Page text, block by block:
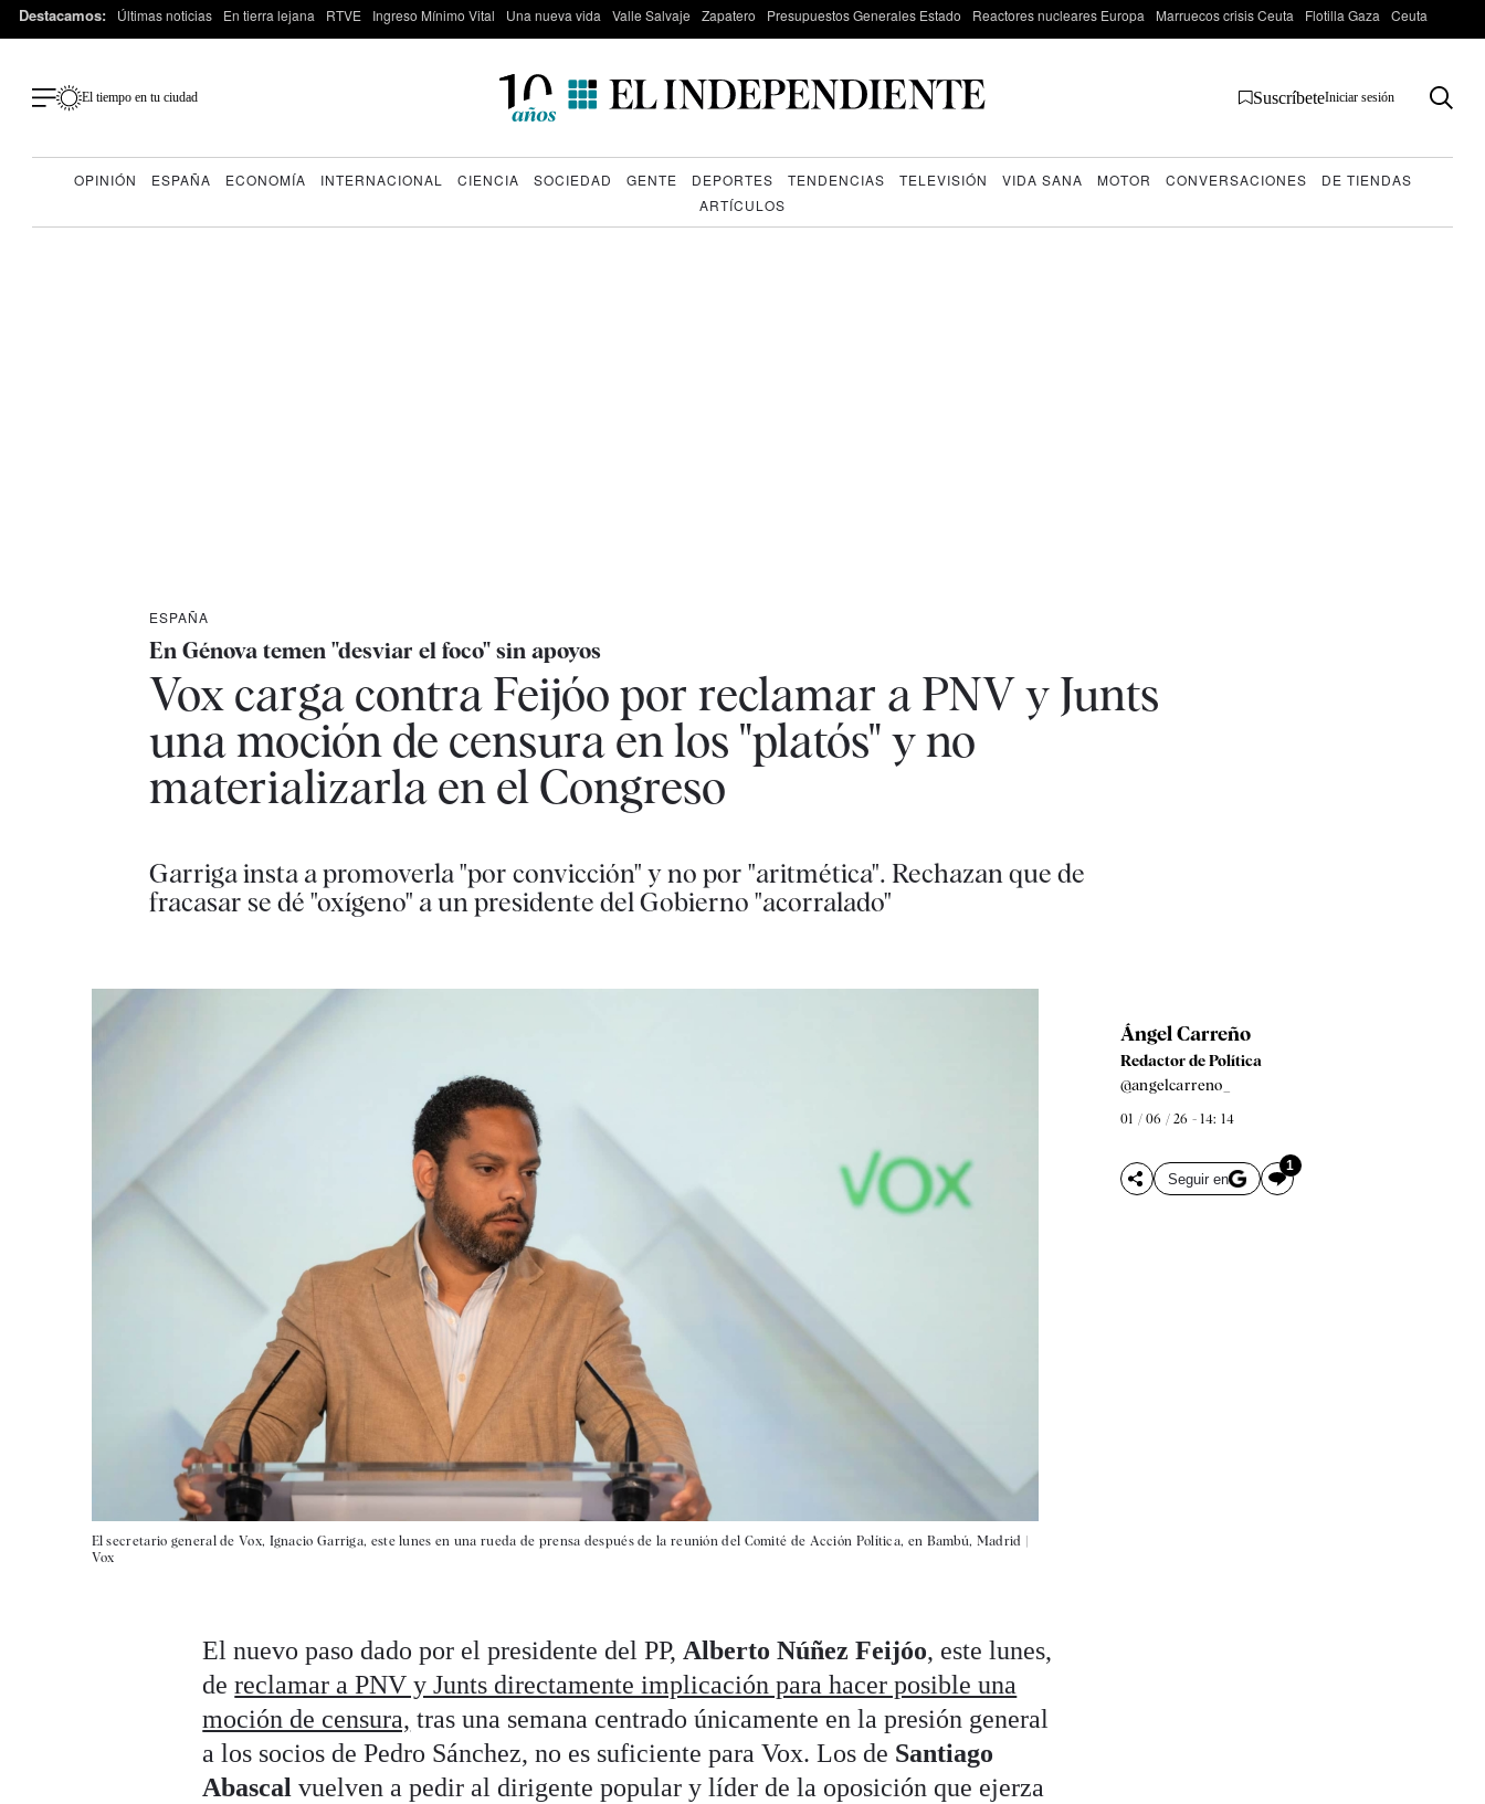
Destacamos: Últimas noticias En tierra lejana RTVE Ingreso Mínimo Vital Una nueva vida Valle Salvaje Zapatero Presupuestos Generales Estado Reactores nucleares Europa Marruecos crisis Ceuta Flotilla Gaza Ceuta
El tiempo en tu ciudad SuscríbeteIniciar sesión
OPINIÓN ESPAÑA ECONOMÍA INTERNACIONAL CIENCIA SOCIEDAD GENTE DEPORTES TENDENCIAS TELEVISIÓN VIDA SANA MOTOR CONVERSACIONES
DE TIENDAS
ARTÍCULOS
ESPAÑA
En Génova temen "desviar el foco" sin apoyos
Vox carga contra Feijóo por reclamar a PNV y Junts
una moción de censura en los "platós" y no
materializarla en el Congreso
Garriga insta a promoverla "por convicción" y no por "aritmética". Rechazan que de
fracasar se dé "oxígeno" a un presidente del Gobierno "acorralado"
El secretario general de Vox, Ignacio Garriga, este lunes en una rueda de prensa después de la reunión del Comité de Acción Política, en Bambú, Madrid |
Vox
Ángel Carreño
Redactor de Política
@angelcarreno_
01 / 06 / 26 - 14: 14
Seguir en
1
El nuevo paso dado por el presidente del PP, Alberto Núñez Feijóo, este lunes,
dereclamar a PNV y Junts directamente implicación para hacer posible una
moción de censura, tras una semana centrado únicamente en la presión general
a los socios de Pedro Sánchez, no es suficiente para Vox. Los de Santiago
Abascalvuelven a pedir al dirigente popular y líder de la oposición que ejerza